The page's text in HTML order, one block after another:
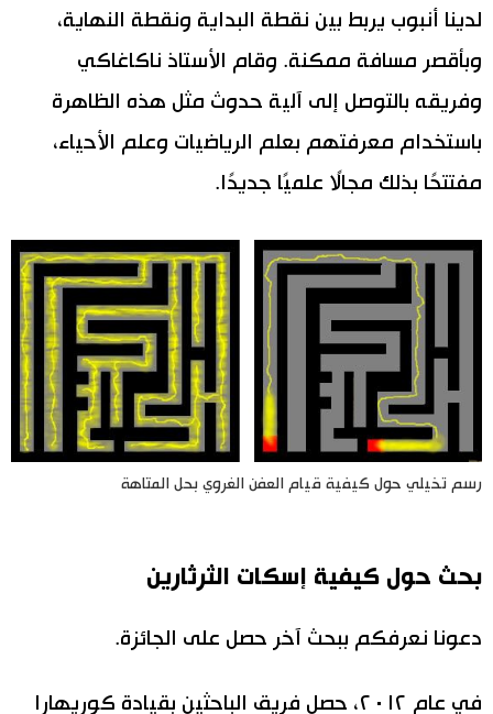
لدينا أنبوب يربط بين نقطة البداية ونقطة النهاية،
وبأقصر مسافة ممكنة. وقام الأستاذ ناكاغاكي
وفريقه بالتوصل إلى آلية حدوث مثل هذه الظاهرة
باستخدام معرفتهم بعلم الرياضيات وعلم الأحياء،
مفتتحًا بذلك مجالًا علميًا جديدًا.
رسم تخيلي حول كيفية قيام العفن الغروي بحل المتاهة
بحث حول كيفية إسكات الثرثارين
دعونا نعرفكم ببحث آخر حصل على الجائزة.
في عام ٢٠١٢، حصل فريق الباحثين بقيادة كوريهارا